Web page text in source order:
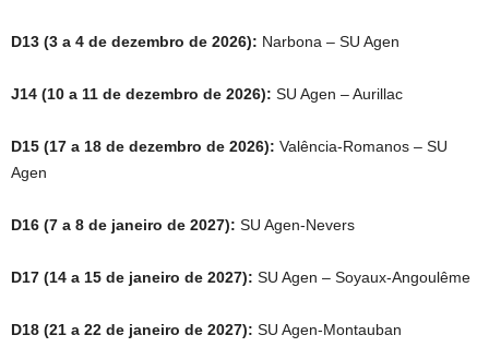
D13 (3 a 4 de dezembro de 2026): Narbona – SU Agen
J14 (10 a 11 de dezembro de 2026): SU Agen – Aurillac
D15 (17 a 18 de dezembro de 2026): Valência-Romanos – SU
Agen
D16 (7 a 8 de janeiro de 2027): SU Agen-Nevers
D17 (14 a 15 de janeiro de 2027): SU Agen – Soyaux-Angoulême
D18 (21 a 22 de janeiro de 2027): SU Agen-Montauban